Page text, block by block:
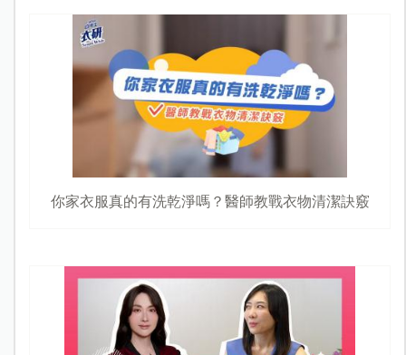
你家衣服真的有洗乾淨嗎？醫師教戰衣物清潔訣竅